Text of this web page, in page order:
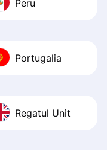
Peru
Portugalia
Regatul Unit